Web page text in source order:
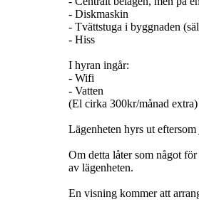
- Diskmaskin
- Tvättstuga i byggnaden
- Hiss
I hyran ingår:
- Wifi
- Vatten
(El cirka 300kr/månad extra)
Lägenheten hyrs ut
Om detta låter som något
av lägenheten.
En visning kommer att